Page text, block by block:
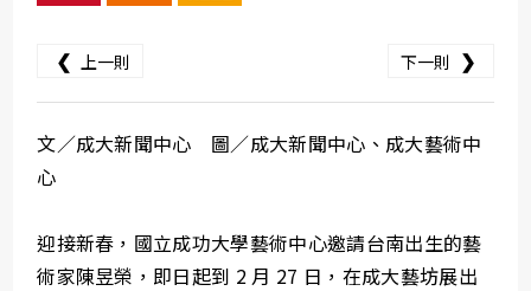
❮ 上一則 下一則 ❯
文／成大新聞中心 圖／成大新聞中心、成大藝術中
心
迎接新春，國立成功大學藝術中心邀請台南出生的藝
術家陳昱榮，即日起到 2 月 27 日，在成大藝坊展出